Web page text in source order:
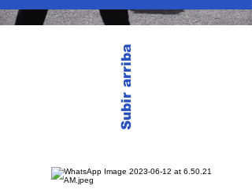
Subir arriba